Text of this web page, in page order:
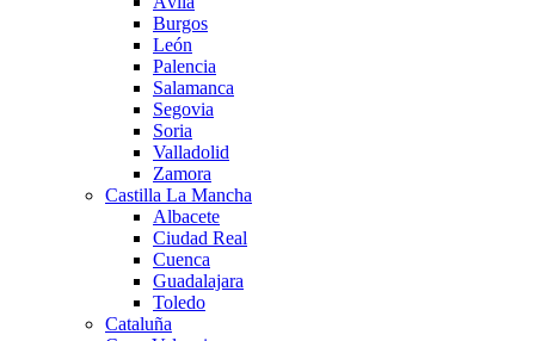
Burgos
León
Palencia
Salamanca
Segovia
Soria
Valladolid
Zamora
Castilla La Mancha
Albacete
Ciudad Real
Cuenca
Guadalajara
Toledo
Cataluña